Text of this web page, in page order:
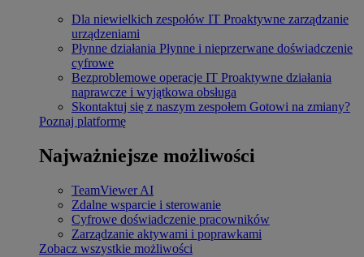
Dla niewielkich zespołów IT Proaktywne zarządzanie
urządzeniami
Płynne działania Płynne i nieprzerwane doświadczenie
cyfrowe
Bezproblemowe operacje IT Proaktywne działania
naprawcze i wyjątkowa obsługa
Skontaktuj się z naszym zespołem Gotowi na zmiany?
Poznaj platformę
Najważniejsze możliwości
TeamViewer AI
Zdalne wsparcie i sterowanie
Cyfrowe doświadczenie pracowników
Zarządzanie aktywami i poprawkami
Zobacz wszystkie możliwości